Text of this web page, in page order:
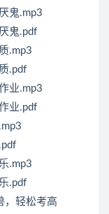
鬼.mp3
鬼.pdf
.mp3
.pdf
业.mp3
业.pdf
.mp3
.pdf
，轻松考高